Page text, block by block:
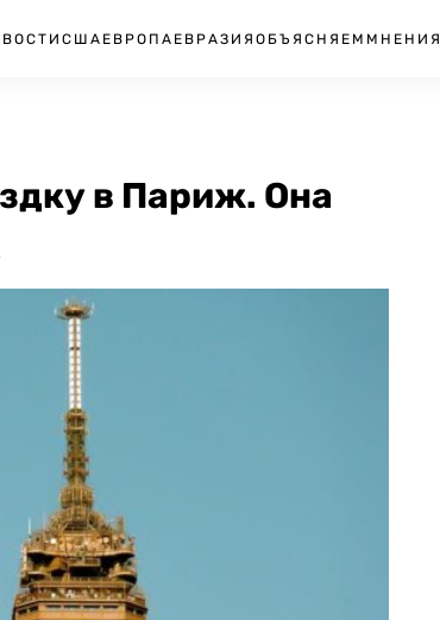
США ЕВРОПА ЕВРАЗИЯ ОБЪЯСНЯЕМ МНЕНИЯ
в Париж. Она